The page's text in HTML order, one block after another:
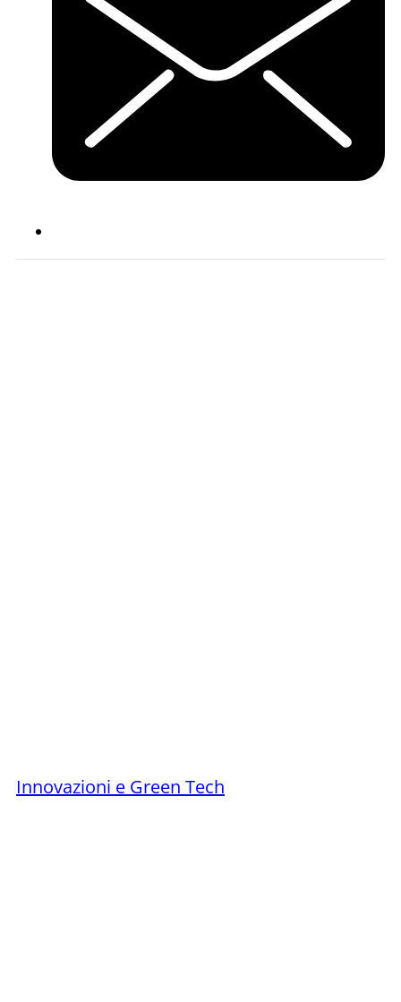
Innovazioni e Green Tech